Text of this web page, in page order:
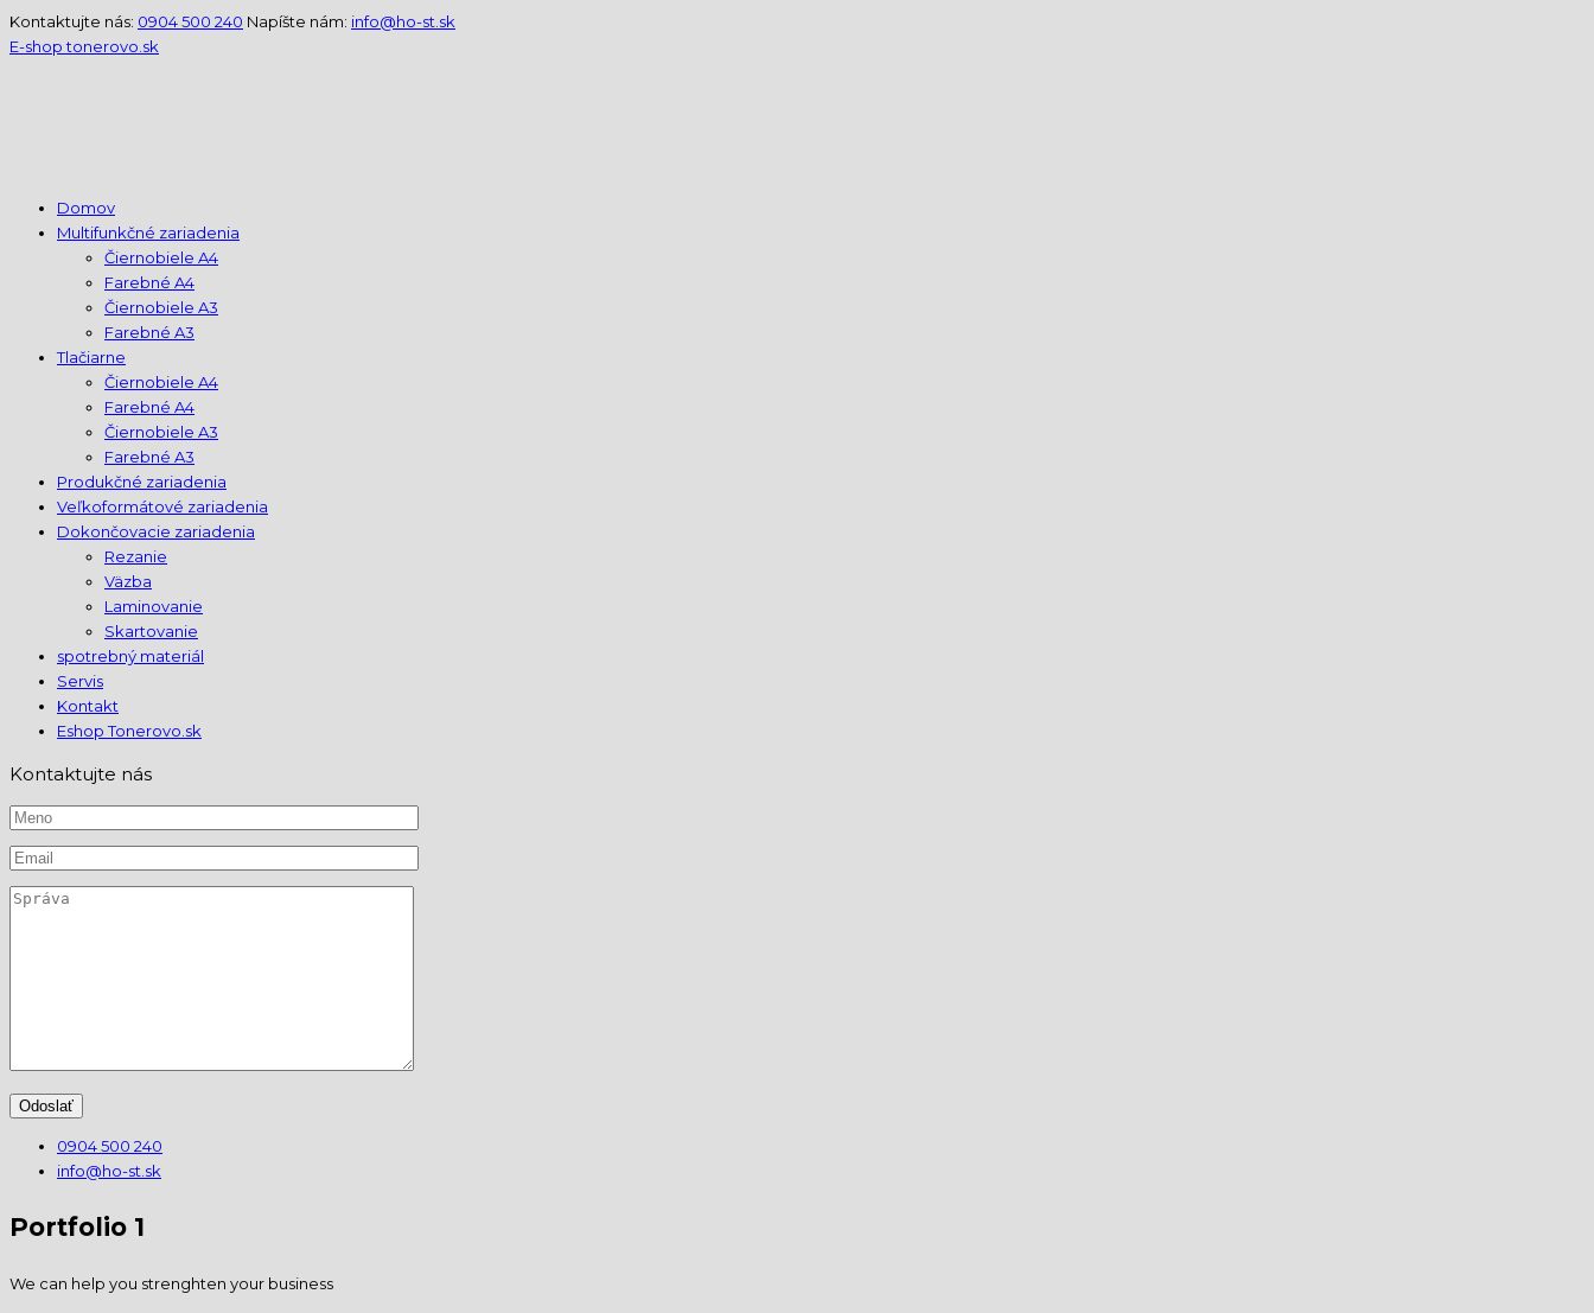
Kontaktujte nás: 0904 500 240 Napíšte nám: info@ho-st.sk
E-shop tonerovo.sk
Domov
Multifunkčné zariadenia
Čiernobiele A4
Farebné A4
Čiernobiele A3
Farebné A3
Tlačiarne
Čiernobiele A4
Farebné A4
Čiernobiele A3
Farebné A3
Produkčné zariadenia
Veľkoformátové zariadenia
Dokončovacie zariadenia
Rezanie
Väzba
Laminovanie
Skartovanie
spotrebný materiál
Servis
Kontakt
Eshop Tonerovo.sk
Kontaktujte nás
0904 500 240
info@ho-st.sk
Portfolio 1
We can help you strenghten your business